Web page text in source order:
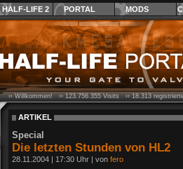
HALF-LIFE 2 PORTAL MODS
›› Willkommen! ››123.756.355Visits ››18.313
ARTIKEL
Special
Die letzten Stunden von HL2
28.11.2004 | 17:30 Uhr | von fero